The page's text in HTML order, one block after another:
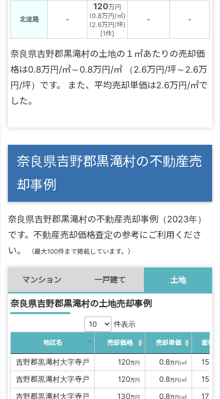
北道路 -
120万円
(0.8万円/㎡)
(2.6万円/坪)
[1件]
- -
奈良県吉野郡黒滝村の土地の１㎡あたりの売却価
格は0.8万円/㎡～0.8万円/㎡ （2.6万円/坪～2.6万
円/坪）です。 また、平均売却単価は2.6万円/㎡で
した。
奈良県吉野郡黒滝村の不動産売
却事例
奈良県吉野郡黒滝村の不動産売却事例（2023年）
です。不動産売却価格査定の参考にご利用くださ
い。
（最大100件まで掲載しています。）
マンション 一戸建て 土地
奈良県吉野郡黒滝村の土地売却事例
件表示
地区名 売却価格 売却単価 面積
吉野郡黒滝村大字寺戸 120万円 0.8万円/㎡ 150
吉野郡黒滝村大字寺戸 120万円 0.8万円/㎡ 155
吉野郡黒滝村大字寺戸 130万円 0.8万円/㎡ 170